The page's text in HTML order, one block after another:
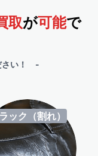
取が可能で
さい！ -
ック（割れ）